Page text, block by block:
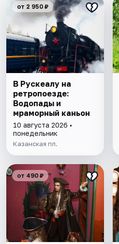
от 2 950 ₽
В Рускеалу на
ретропоезде:
Водопады и
мраморный каньон
10 августа 2026 •
понедельник
Казанская пл.
от 490 ₽